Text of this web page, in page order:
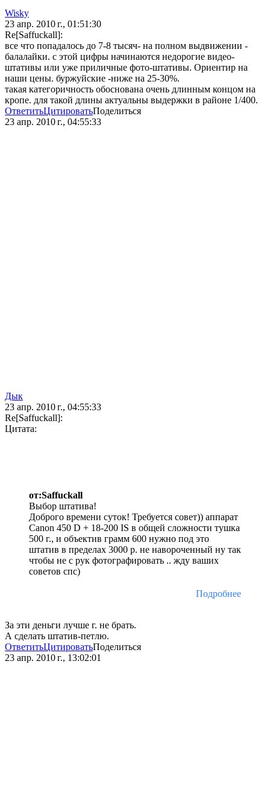
Wisky
23 апр. 2010 г., 01:51:30
Re[Saffuckall]:
все что попадалось до 7-8 тысяч- на полном выдвижении -
балалайки. с этой цифры начинаются недорогие видео-
штативы или уже приличные фото-штативы. Ориентир на
наши цены. буржуйские -ниже на 25-30%.
такая категоричность обоснована очень длинным концом на
кропе. для такой длины актуальны выдержки в районе 1/400.
ОтветитьЦитироватьПоделиться
23 апр. 2010 г., 04:55:33
Дык
23 апр. 2010 г., 04:55:33
Re[Saffuckall]:
Цитата:
от:Saffuckall
Выбор штатива!
Доброго времени суток! Требуется совет)) аппарат
Canon 450 D + 18-200 IS в общей сложности тушка
500 г., и объектив грамм 600 нужно под это
штатив в пределах 3000 р. не навороченный ну так
чтобы не с рук фотографировать .. жду ваших
советов спс)
Подробнее
За эти деньги лучше г. не брать.
А сделать штатив-петлю.
ОтветитьЦитироватьПоделиться
23 апр. 2010 г., 13:02:01